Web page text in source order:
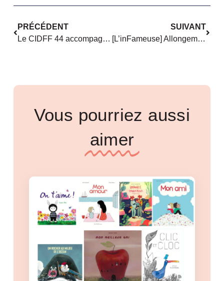
PRÉCÉDENT
Le CIDFF 44 accompagne les femmes vers l’emploi
SUIVANT
[L’inFameuse] Allongement du congé « paternité » : deux amendements à la Papa
Vous pourriez aussi
aimer